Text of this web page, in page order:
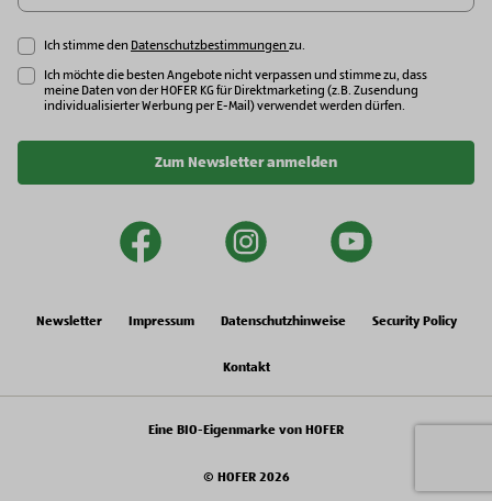
Ich stimme den Datenschutzbestimmungenzu.
Ich möchte die besten Angebote nicht verpassen und stimme zu, dass
meine Daten von der HOFER KG für Direktmarketing (z.B. Zusendung
individualisierter Werbung per E-Mail) verwendet werden dürfen.
Zum Newsletter anmelden
facebookinstagram
Newsletter Impressum Datenschutzhinweise Security Policy
Kontakt
Eine BIO-Eigenmarke von HOFER
© HOFER 2026